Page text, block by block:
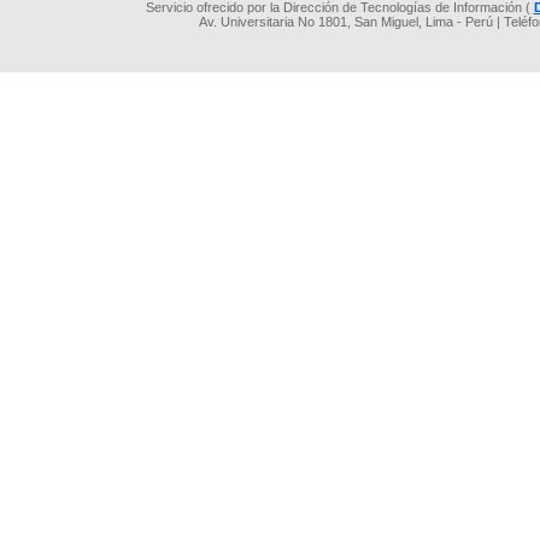
Servicio ofrecido por la Dirección de Tecnologías de Información (
Av. Universitaria No 1801, San Miguel, Lima - Perú |